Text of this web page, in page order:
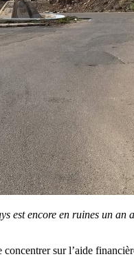
est encore en ruines un an
sur l’aide